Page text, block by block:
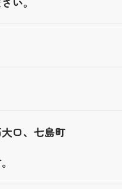
口、七島町